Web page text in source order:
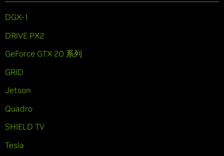
DGX-1
DRIVE PX2
GeForce GTX 20 系列
GRID
Jetson
Quadro
SHIELD TV
Tesla